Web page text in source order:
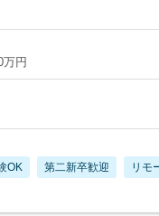
万円
OK 第二新卒歓迎 リモ